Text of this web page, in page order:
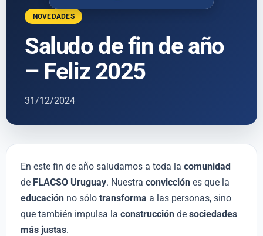
NOVEDADES
Saludo de fin de año
– Feliz 2025
31/12/2024
En este fin de año saludamos a toda la comunidad
de FLACSO Uruguay. Nuestra convicción es que la
educación no sólo transforma a las personas, sino
que también impulsa la construcción de sociedades
más justas.